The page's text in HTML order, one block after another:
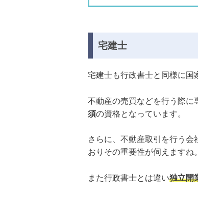
宅建士
宅建士も行政書士と同様に国
不動産の売買などを行う際に
須の資格となっています。
さらに、不動産取引を行う
おりその重要性が伺えますね。
また行政書士とは違い独立開